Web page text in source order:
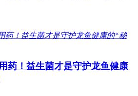
药！益生菌才是守护龙鱼健康